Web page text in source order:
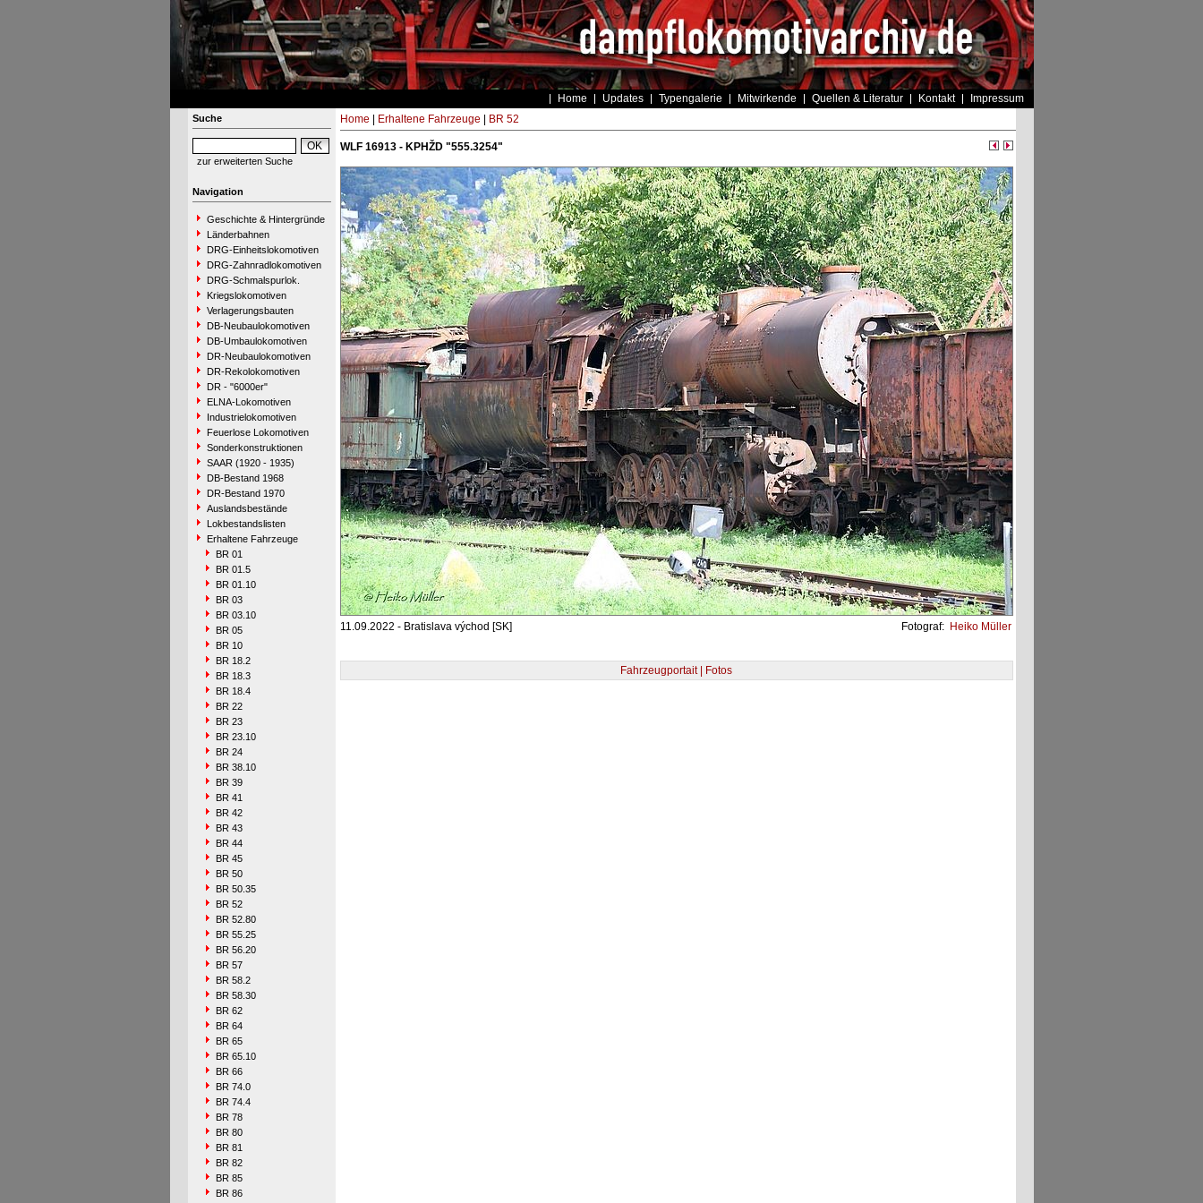
Home Updates Typengalerie Mitwirkende Quellen & Literatur Kontakt Impressum
Suche
zur erweiterten Suche
Navigation
Geschichte & Hintergründe
Länderbahnen
DRG-Einheitslokomotiven
DRG-Zahnradlokomotiven
DRG-Schmalspurlok.
Kriegslokomotiven
Verlagerungsbauten
DB-Neubaulokomotiven
DB-Umbaulokomotiven
DR-Neubaulokomotiven
DR-Rekolokomotiven
DR - "6000er"
ELNA-Lokomotiven
Industrielokomotiven
Feuerlose Lokomotiven
Sonderkonstruktionen
SAAR (1920 - 1935)
DB-Bestand 1968
DR-Bestand 1970
Auslandsbestände
Lokbestandslisten
Erhaltene Fahrzeuge
BR 01
BR 01.5
BR 01.10
BR 03
BR 03.10
BR 05
BR 10
BR 18.2
BR 18.3
BR 18.4
BR 22
BR 23
BR 23.10
BR 24
BR 38.10
BR 39
BR 41
BR 42
BR 43
BR 44
BR 45
BR 50
BR 50.35
BR 52
BR 52.80
BR 55.25
BR 56.20
BR 57
BR 58.2
BR 58.30
BR 62
BR 64
BR 65
BR 65.10
BR 66
BR 74.0
BR 74.4
BR 78
BR 80
BR 81
BR 82
BR 85
BR 86
Home Erhaltene Fahrzeuge BR 52
WLF 16913 - KPHŽD "555.3254"
11.09.2022 - Bratislava východ [SK] Fotograf: Heiko Müller
Fahrzeugportait | Fotos